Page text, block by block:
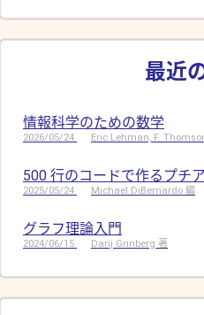
最近
情報科学のための数学
2026/05/24 Eric Lehman, F.
500 行のコードで作るプチ
2025/05/24 Michael DiBernardo 編
グラフ理論入門
2024/06/15 Darij Grinberg 著